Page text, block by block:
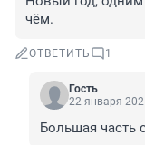
чём.
ОТВЕТИТЬ 1
Гость
22 января
Большая часть